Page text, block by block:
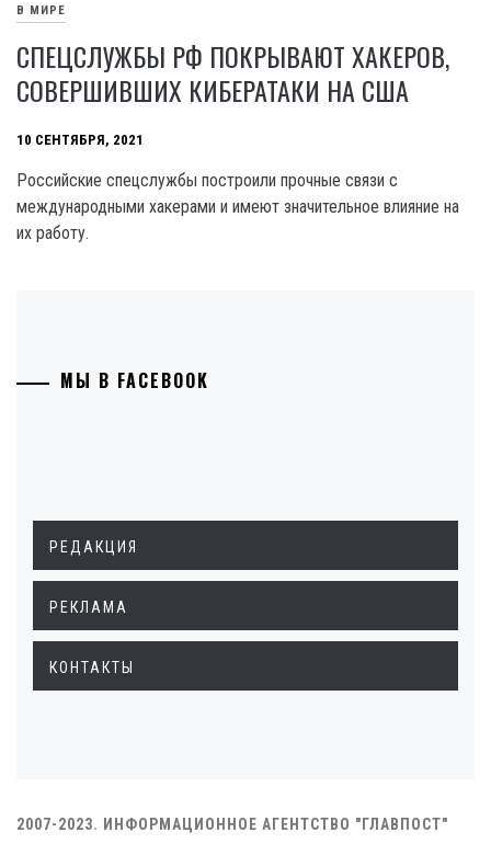
В МИРЕ
СПЕЦСЛУЖБЫ РФ ПОКРЫВАЮТ ХАКЕРОВ,
СОВЕРШИВШИХ КИБЕРАТАКИ НА США
10 СЕНТЯБРЯ, 2021
Российские спецслужбы построили прочные связи с
международными хакерами и имеют значительное влияние на
их работу.
МЫ В FACEBOOK
РЕДАКЦИЯ
РЕКЛАМА
КОНТАКТЫ
2007-2023. ИНФОРМАЦИОННОЕ АГЕНТСТВО "ГЛАВПОСТ"